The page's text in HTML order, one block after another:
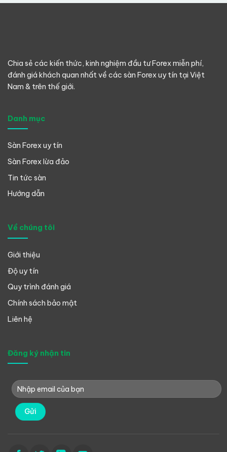
Chia sẻ các kiến thức, kinh nghiệm đầu tư Forex miễn phí,
đánh giá khách quan nhất về các sàn Forex uy tín tại Việt
Nam & trên thế giới.
Danh mục
Sàn Forex uy tín
Sàn Forex lừa đảo
Tin tức sàn
Hướng dẫn
Về chúng tôi
Giới thiệu
Độ uy tín
Quy trình đánh giá
Chính sách bảo mật
Liên hệ
Đăng ký nhận tin